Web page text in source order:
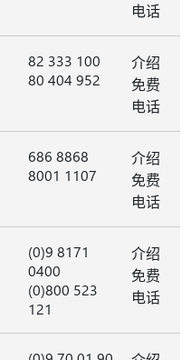
电话
82 333 100
80 404 952
介绍
免费
电话
686 8868
8001 1107
介绍
免费
电话
(0)9 8171
0400
(0)800 523
121
介绍
免费
电话